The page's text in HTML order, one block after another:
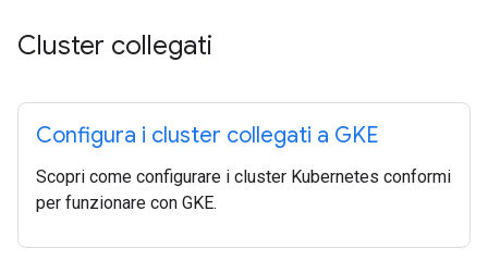
Cluster collegati
Configura i cluster collegati a GKE
Scopri come configurare i cluster Kubernetes conformi
per funzionare con GKE.